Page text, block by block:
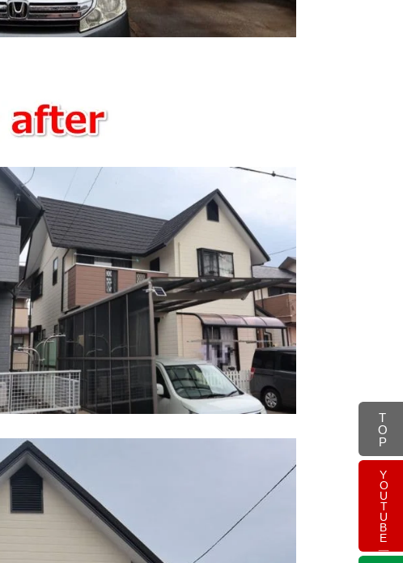
TOP
YOUTUBE